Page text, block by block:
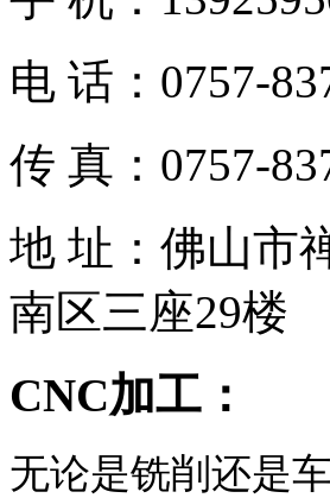
电 话：0757-
传 真：0757-
地 址：佛山市
南区三座29楼
CNC加工：
无论是铣削还是